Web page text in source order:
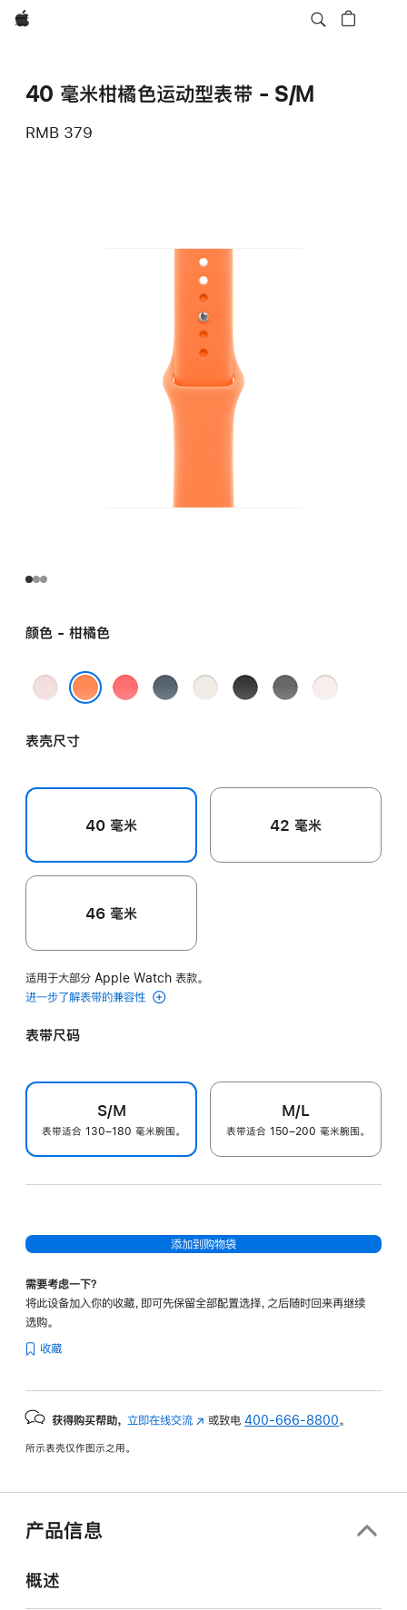
Apple
40 毫米柑橘色运动型表带 - S/M
RMB 379
颜色 - 柑橘色
浅
色
亮
铁
星
黑
岩
淡
表壳尺寸
40 毫米 42 毫米
46 毫米
适用于大部分 Apple Watch 表款。
进一步了解表带的兼容性
表带尺码
S/M
表带适合 130–180 毫米腕围。
M/L
表带适合 150–200 毫米腕围。
添加到购物袋
需要考虑一下？
将此设备加入你的收藏，即可先保留全部配置选择，之后随时回来再继续
选购。
收藏
获得购买帮助， 立即在线交流 (在
中
或致电400-666-8800 。
所示表壳仅作图示之用。
产品信息
概述